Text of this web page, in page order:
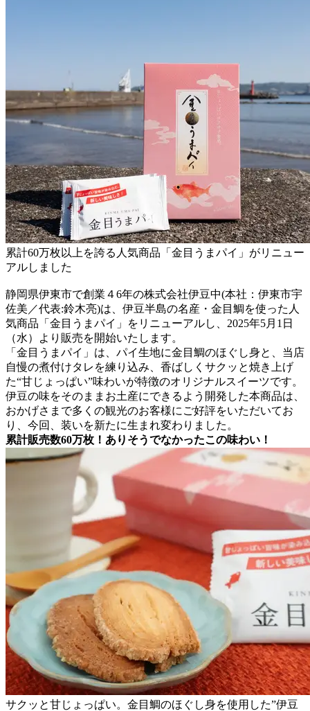
累計60万枚以上を誇る人気商品「金目うまパイ」がリニュー
アルしました
静岡県伊東市で創業４6年の株式会社伊豆中(本社：伊東市宇
佐美／代表:鈴木亮)は、伊豆半島の名産・金目鯛を使った人
気商品「金目うまパイ」をリニューアルし、2025年5月1日
（水）より販売を開始いたします。
「金目うまパイ」は、パイ生地に金目鯛のほぐし身と、当店
自慢の煮付けタレを練り込み、香ばしくサクッと焼き上げ
た“甘じょっぱい”味わいが特徴のオリジナルスイーツです。
伊豆の味をそのままお土産にできるよう開発した本商品は、
おかげさまで多くの観光のお客様にご好評をいただいてお
り、今回、装いを新たに生まれ変わりました。
累計販売数60万枚！ありそうでなかったこの味わい！
サクッと甘じょっぱい。金目鯛のほぐし身を使用した”伊豆